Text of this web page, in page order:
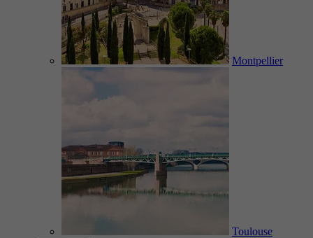
Montpellier
Toulouse